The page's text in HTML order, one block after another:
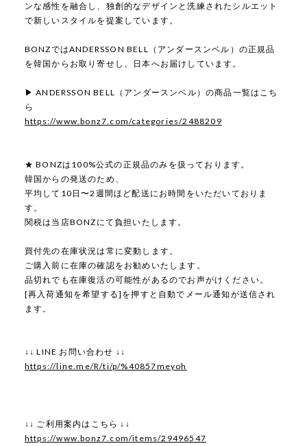
ンな感性を融合し、独創的なデザインと洗練されたシルエット
で新しいスタイルを提案しています。
BONZではANDERSSON BELL（アンダースンベル）の正規品
を韓国からお取り寄せし、日本へお届けしています。
▶ ANDERSSON BELL（アンダースンベル）の商品一覧はこち
ら
https://www.bonz7.com/categories/2488209
★ BONZは100%公式の正規品のみを扱っております。
韓国からの発送のため、
平均して10日〜2週間ほど配送にお時間をいただいておりま
す。
関税は当店BONZにて負担いたします。
買付先の在庫状況は常に変動します。
ご購入前に在庫の確認をお勧めいたします。
品切れでも在庫復活の可能性があるのでお声がけください。
[再入荷通知を希望する]を押すと自動でメール通知が送信され
ます。
↓↓ LINE お問い合わせ ↓↓
https://line.me/R/ti/p/%40857meyoh
↓↓ ご利用案内はこちら ↓↓
https://www.bonz7.com/items/29496547